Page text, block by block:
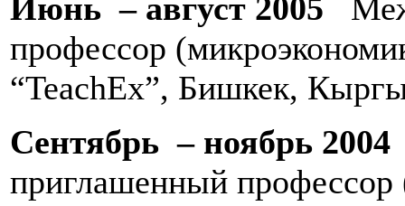
Июнь – август 2005
профессор
“TeachEx”, Бишкек,
Сентябрь – ноябрь
приглашенный